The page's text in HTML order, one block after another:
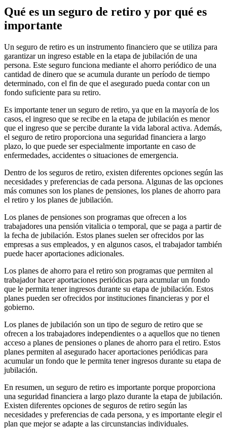
Qué es un seguro de retiro y por qué es
importante
Un seguro de retiro es un instrumento financiero que se utiliza para
garantizar un ingreso estable en la etapa de jubilación de una
persona. Este seguro funciona mediante el ahorro periódico de una
cantidad de dinero que se acumula durante un período de tiempo
determinado, con el fin de que el asegurado pueda contar con un
fondo suficiente para su retiro.
Es importante tener un seguro de retiro, ya que en la mayoría de los
casos, el ingreso que se recibe en la etapa de jubilación es menor
que el ingreso que se percibe durante la vida laboral activa. Además,
el seguro de retiro proporciona una seguridad financiera a largo
plazo, lo que puede ser especialmente importante en caso de
enfermedades, accidentes o situaciones de emergencia.
Dentro de los seguros de retiro, existen diferentes opciones según las
necesidades y preferencias de cada persona. Algunas de las opciones
más comunes son los planes de pensiones, los planes de ahorro para
el retiro y los planes de jubilación.
Los planes de pensiones son programas que ofrecen a los
trabajadores una pensión vitalicia o temporal, que se paga a partir de
la fecha de jubilación. Estos planes suelen ser ofrecidos por las
empresas a sus empleados, y en algunos casos, el trabajador también
puede hacer aportaciones adicionales.
Los planes de ahorro para el retiro son programas que permiten al
trabajador hacer aportaciones periódicas para acumular un fondo
que le permita tener ingresos durante su etapa de jubilación. Estos
planes pueden ser ofrecidos por instituciones financieras y por el
gobierno.
Los planes de jubilación son un tipo de seguro de retiro que se
ofrecen a los trabajadores independientes o a aquellos que no tienen
acceso a planes de pensiones o planes de ahorro para el retiro. Estos
planes permiten al asegurado hacer aportaciones periódicas para
acumular un fondo que le permita tener ingresos durante su etapa de
jubilación.
En resumen, un seguro de retiro es importante porque proporciona
una seguridad financiera a largo plazo durante la etapa de jubilación.
Existen diferentes opciones de seguros de retiro según las
necesidades y preferencias de cada persona, y es importante elegir el
plan que mejor se adapte a las circunstancias individuales.